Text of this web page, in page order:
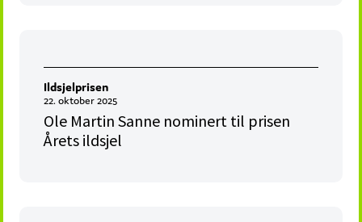
Ildsjelprisen
22. oktober 2025
Ole Martin Sanne nominert til prisen
Årets ildsjel